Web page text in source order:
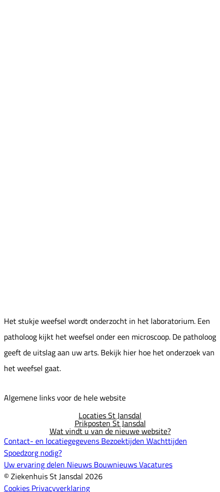
Het stukje weefsel wordt onderzocht in het laboratorium. Een
patholoog kijkt het weefsel onder een microscoop. De patholoog
geeft de uitslag aan uw arts. Bekijk hier hoe het onderzoek van
het weefsel gaat.
Algemene links voor de hele website
Locaties St Jansdal
Prikposten St Jansdal
Wat vindt u van de nieuwe website?
Contact- en locatiegegevens Bezoektijden Wachttijden
Spoedzorg nodig?
Uw ervaring delen Nieuws BouwnieuwsVacatures
© Ziekenhuis St Jansdal 2026
Cookies Privacyverklaring